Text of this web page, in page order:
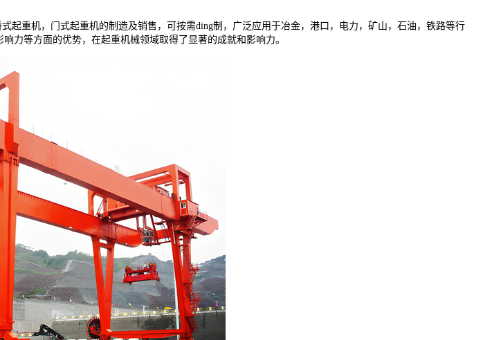
起重机，门式起重机的制造及销售，可按需ding制，广泛应用于冶金，港口，电力，矿山，石油，铁路等行
力等方面的优势，在起重机械领域取得了显著的成就和影响力。